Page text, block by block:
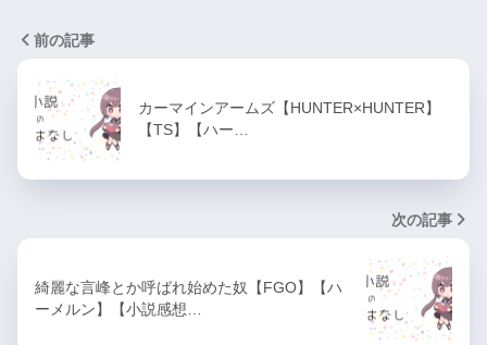
前の記事
カーマインアームズ【HUNTER×HUNTER】
【TS】【ハー…
次の記事
綺麗な言峰とか呼ばれ始めた奴【FGO】【ハ
ーメルン】【小説感想…